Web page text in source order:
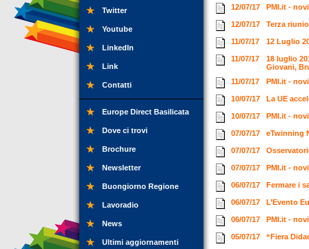
Twitter
Youtube
LinkedIn
Link
Contatti
Europe Direct Basilicata
Dove ci trovi
Brochure
Newsletter
Buongiorno Regione
Lavoradio
News
Ultimi aggiornamenti
12/07/17 PMI.it -
12/07/17 Terza
11/07/17 12 Luglio
11/07/17
18 luglio
Giovani,
11/07/17
PMI.it -
10/07/17 La UE
10/07/17 PMI.it -
07/07/17 eTwinning
07/07/17
07/07/17 PMI.it -
06/07/17 Fermare i
06/07/17 L’Evento
06/07/17 PMI.it -
05/07/17 “Fiera